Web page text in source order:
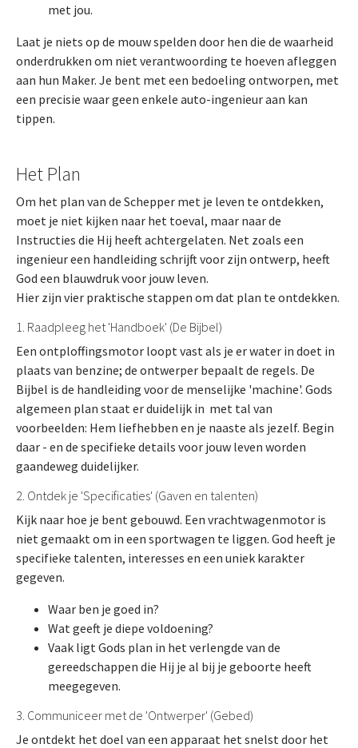
met jou.
Laat je niets op de mouw spelden door hen die de waarheid
onderdrukken om niet verantwoording te hoeven afleggen
aan hun Maker. Je bent met een bedoeling ontworpen, met
een precisie waar geen enkele auto-ingenieur aan kan
tippen.
Het Plan
Om het plan van de Schepper met je leven te ontdekken,
moet je niet kijken naar het toeval, maar naar de
Instructies die Hij heeft achtergelaten. Net zoals een
ingenieur een handleiding schrijft voor zijn ontwerp, heeft
God een blauwdruk voor jouw leven.
Hier zijn vier praktische stappen om dat plan te ontdekken.
1. Raadpleeg het 'Handboek' (De Bijbel)
Een ontploffingsmotor loopt vast als je er water in doet in
plaats van benzine; de ontwerper bepaalt de regels. De
Bijbel is de handleiding voor de menselijke 'machine'. Gods
algemeen plan staat er duidelijk in met tal van
voorbeelden: Hem liefhebben en je naaste als jezelf. Begin
daar - en de specifieke details voor jouw leven worden
gaandeweg duidelijker.
2. Ontdek je 'Specificaties' (Gaven en talenten)
Kijk naar hoe je bent gebouwd. Een vrachtwagenmotor is
niet gemaakt om in een sportwagen te liggen. God heeft je
specifieke talenten, interesses en een uniek karakter
gegeven.
Waar ben je goed in?
Wat geeft je diepe voldoening?
Vaak ligt Gods plan in het verlengde van de
gereedschappen die Hij je al bij je geboorte heeft
meegegeven.
3. Communiceer met de 'Ontwerper' (Gebed)
Je ontdekt het doel van een apparaat het snelst door het